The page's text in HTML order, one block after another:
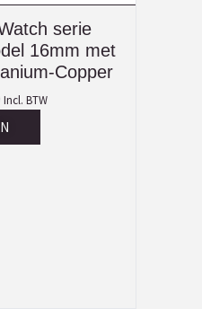
serie
16mm met
Copper
Incl. BTW